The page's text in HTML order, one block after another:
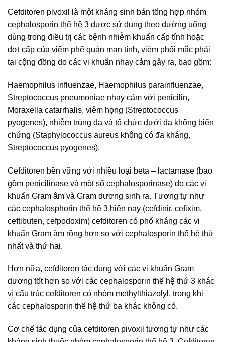
Cefditoren pivoxil là một kháng sinh bán tổng hợp nhóm
cephalosporin thế hệ 3 được sử dụng theo đường uống
dùng trong điều trị các bệnh nhiễm khuẩn cấp tính hoặc
đợt cấp của viêm phế quản mạn tính, viêm phổi mắc phải
tại cộng đồng do các vi khuẩn nhạy cảm gây ra, bao gồm:
Haemophilus influenzae, Haemophilus parainfluenzae,
Streptococcus pneumoniae nhạy cảm với penicilin,
Moraxella catarrhalis, viêm họng (Streptococcus
pyogenes), nhiễm trùng da và tổ chức dưới da không biến
chứng (Staphylococcus aureus không có đa kháng,
Streptococcus pyogenes).
Cefditoren bền vững với nhiều loại beta – lactamase (bao
gồm penicilinase và một số cephalosporinase) do các vi
khuẩn Gram âm và Gram dương sinh ra. Tương tự như
các cephalosphorin thế hệ 3 hiện nay (cefdinir, cefixim,
ceftibuten, cefpodoxim) cefditoren có phổ kháng các vi
khuẩn Gram âm rộng hơn so với cephalosporin thế hệ thứ
nhất và thứ hai.
Hơn nữa, cefditoren tác dụng với các vi khuẩn Gram
dương tốt hơn so với các cephalosporin thế hệ thứ 3 khác
vì cấu trúc cefditoren có nhóm methylthiazolyl, trong khi
các cephalosporin thế hệ thứ ba khác không có.
Cơ chế tác dụng của cefditoren pivoxil tương tự như các